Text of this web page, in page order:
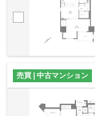
売買 | 中古マンション